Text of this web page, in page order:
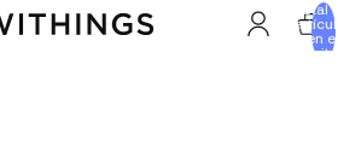
Total
en el